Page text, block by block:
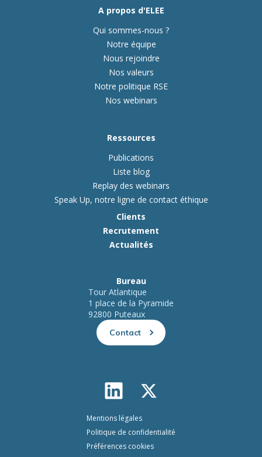
A propos d'ELEE
Qui sommes-nous ?
Notre équipe
Nous rejoindre
Nos valeurs
Notre politique RSE
Nos webinars
Ressources
Publications
Liste blog
Replay des webinars
Speak Up, notre ligne de contact éthique
Clients
Recrutement
Actualités
Bureau
Tour Atlantique
1 place de la Pyramide
92800 Puteaux
Contact
Mentions légales
Politique de confidentialité
Préférences cookies